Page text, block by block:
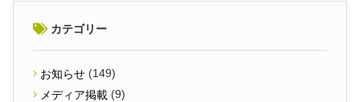
カテゴリー
お知らせ (149)
メディア掲載 (9)